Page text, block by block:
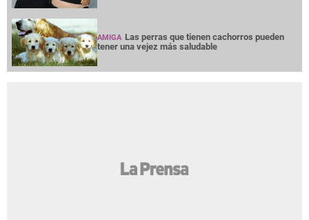
AMIGA Las perras que tienen cachorros pueden
tener una vejez más saludable